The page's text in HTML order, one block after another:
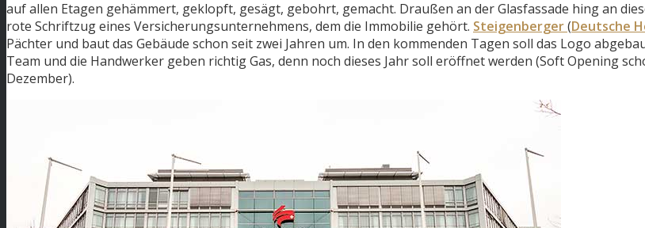
auf allen Etagen gehämmert, geklopft, gesägt, gebohrt, gemacht. Draußen an der Glasfassade hing an
rote Schriftzug eines Versicherungsunternehmens, dem die Immobilie gehört. Steigenberger(Deutsche
Pächter und baut das Gebäude schon seit zwei Jahren um. In den kommenden Tagen soll das Logo
Team und die Handwerker geben richtig Gas, denn noch dieses Jahr soll eröffnet werden (Soft Opening
Dezember).